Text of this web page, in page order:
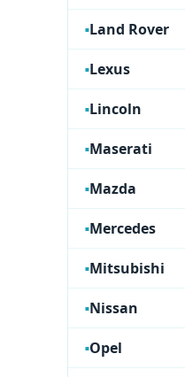
Land Rover
Lexus
Lincoln
Maserati
Mazda
Mercedes
Mitsubishi
Nissan
Opel